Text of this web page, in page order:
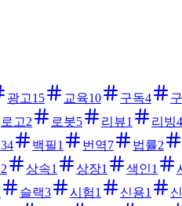
광고15 교육10 구독4
로고2 로봇5 리뷰1 리빙4
34 백필1 번역7 법률2
2 상속1 상장1 색인1
슬랙3 시험1 신용1